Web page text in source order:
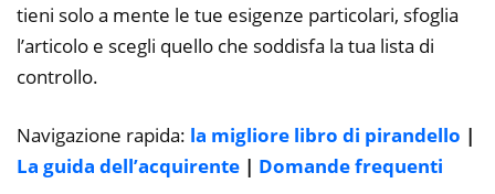
tieni solo a mente le tue esigenze particolari, sfoglia
l’articolo e scegli quello che soddisfa la tua lista di
controllo.
Navigazione rapida: la migliore libro di pirandello |
La guida dell’acquirente | Domande frequenti